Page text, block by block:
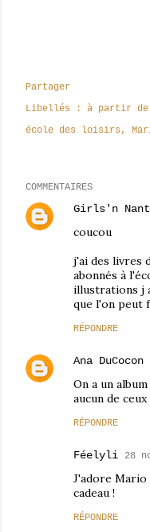
Partager
Libellés :
à partir de
école des loisirs
COMMENTAIRES
Girls'n
coucou
j'ai des livres
abonnés à
illustrations j
que l'on peut
RÉPONDRE
Ana DuCocon
On a un
aucun de ceux
RÉPONDRE
Féelyli 28
J'adore Mario
cadeau !
RÉPONDRE